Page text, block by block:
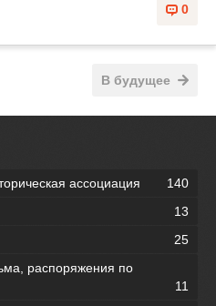
0
В будущее
ассоциация
140
13
25
распоряжения по
11